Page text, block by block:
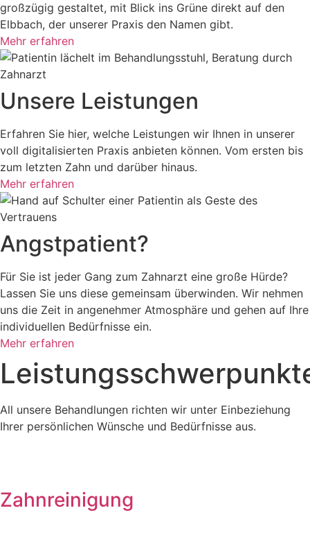
großzügig gestaltet, mit Blick ins Grüne direkt auf den
Elbbach, der unserer Praxis den Namen gibt.
Mehr erfahren
Unsere Leistungen
Erfahren Sie hier, welche Leistungen wir Ihnen in unserer
voll digitalisierten Praxis anbieten können. Vom ersten bis
zum letzten Zahn und darüber hinaus.
Mehr erfahren
Angstpatient?
Für Sie ist jeder Gang zum Zahnarzt eine große Hürde?
Lassen Sie uns diese gemeinsam überwinden. Wir nehmen
uns die Zeit in angenehmer Atmosphäre und gehen auf Ihre
individuellen Bedürfnisse ein.
Mehr erfahren
All unsere Behandlungen richten wir unter Einbeziehung
Ihrer persönlichen Wünsche und Bedürfnisse aus.
Zahnreinigung